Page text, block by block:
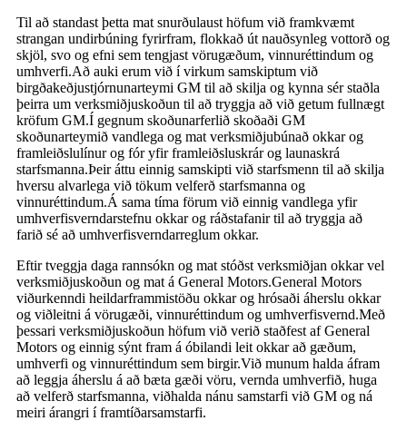
Til að standast þetta mat snurðulaust höfum við framkvæmt
strangan undirbúning fyrirfram, flokkað út nauðsynleg vottorð og
skjöl, svo og efni sem tengjast vörugæðum, vinnuréttindum og
umhverfi.Að auki erum við í virkum samskiptum við
birgðakeðjustjórnunarteymi GM til að skilja og kynna sér staðla
þeirra um verksmiðjuskoðun til að tryggja að við getum fullnægt
kröfum GM.Í gegnum skoðunarferlið skoðaði GM
skoðunarteymið vandlega og mat verksmiðjubúnað okkar og
framleiðslulínur og fór yfir framleiðsluskrár og launaskrá
starfsmanna.Þeir áttu einnig samskipti við starfsmenn til að skilja
hversu alvarlega við tökum velferð starfsmanna og
vinnuréttindum.Á sama tíma förum við einnig vandlega yfir
umhverfisverndarstefnu okkar og ráðstafanir til að tryggja að
farið sé að umhverfisverndarreglum okkar.
Eftir tveggja daga rannsókn og mat stóðst verksmiðjan okkar vel
verksmiðjuskoðun og mat á General Motors.General Motors
viðurkenndi heildarframmistöðu okkar og hrósaði áherslu okkar
og viðleitni á vörugæði, vinnuréttindum og umhverfisvernd.Með
þessari verksmiðjuskoðun höfum við verið staðfest af General
Motors og einnig sýnt fram á óbilandi leit okkar að gæðum,
umhverfi og vinnuréttindum sem birgir.Við munum halda áfram
að leggja áherslu á að bæta gæði vöru, vernda umhverfið, huga
að velferð starfsmanna, viðhalda nánu samstarfi við GM og ná
meiri árangri í framtíðarsamstarfi.